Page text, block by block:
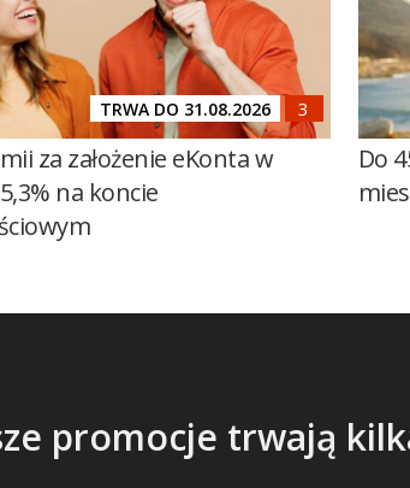
TRWA DO 31.08.2026
za założenie eKonta w
na koncie
Do
promocje trwają